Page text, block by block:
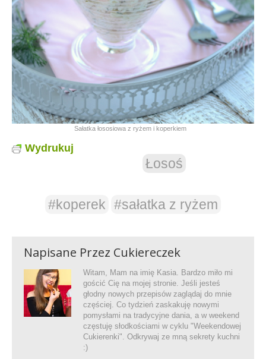
Sałatka łososiowa z ryżem i koperkiem
Wydrukuj
Łosoś
#koperek #sałatka z ryżem
Napisane Przez Cukiereczek
Witam, Mam na imię Kasia. Bardzo miło mi
gościć Cię na mojej stronie. Jeśli jesteś
głodny nowych przepisów zaglądaj do mnie
częściej. Co tydzień zaskakuję nowymi
pomysłami na tradycyjne dania, a w weekend
częstuję słodkościami w cyklu "Weekendowej
Cukierenki". Odkrywaj ze mną sekrety kuchni
:)